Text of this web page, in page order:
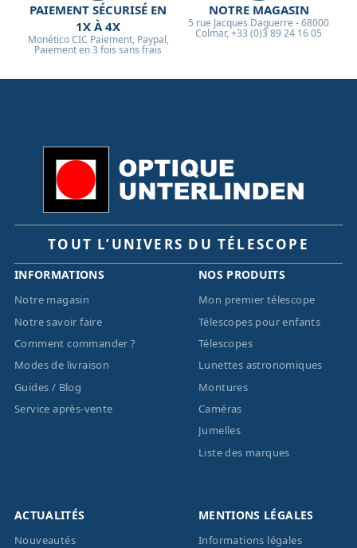
PAIEMENT SÉCURISÉ EN
1X À 4X
Monético CIC Paiement, Paypal,
Paiement en 3 fois sans frais
NOTRE MAGASIN
5 rue Jacques Daguerre - 68000
Colmar, +33 (0)3 89 24 16 05
TOUT L’UNIVERS DU TÉLESCOPE
INFORMATIONS
Notre magasin
Notre savoir faire
Comment commander ?
Modes de livraison
Guides / Blog
Service après-vente
NOS PRODUITS
Mon premier télescope
Télescopes pour enfants
Télescopes
Lunettes astronomiques
Montures
Caméras
Jumelles
Liste des marques
ACTUALITÉS
Nouveautés
MENTIONS LÉGALES
Informations légales